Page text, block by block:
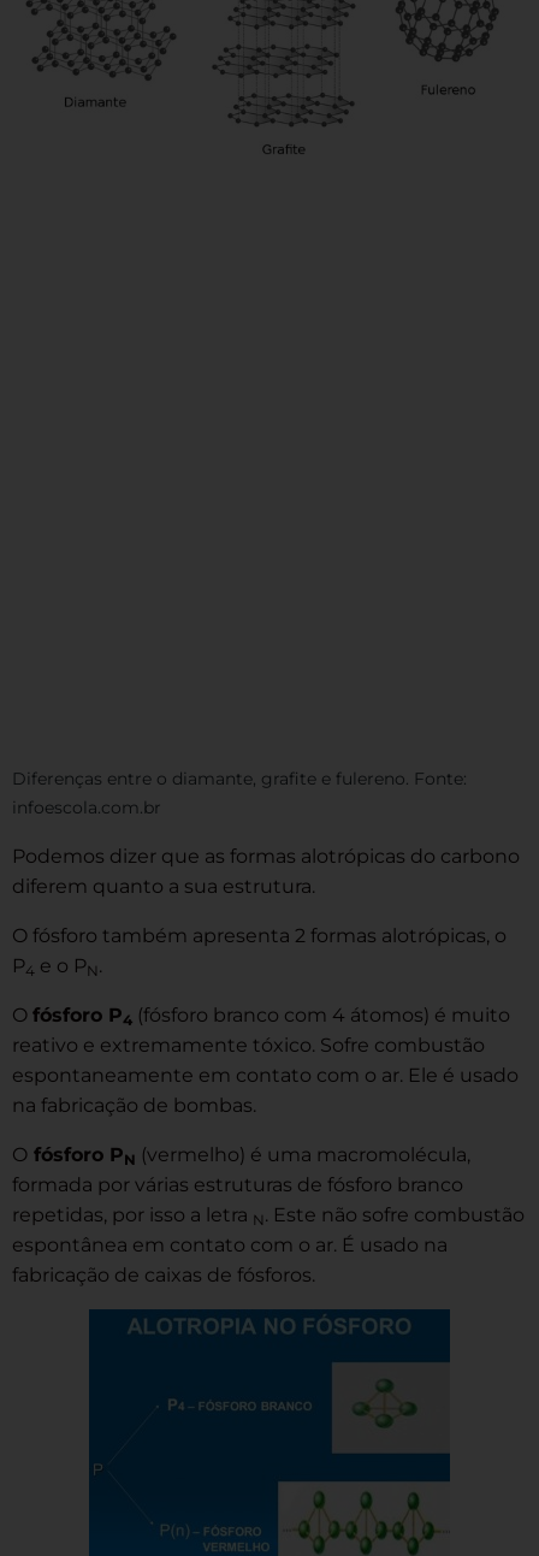
Diferenças entre o diamante, grafite e fulereno. Fonte:
infoescola.com.br
Podemos dizer que as formas alotrópicas do carbono
diferem quanto a sua estrutura.
O fósforo também apresenta 2 formas alotrópicas, o
P4 e o PN .
O fósforo P4 (fósforo branco com 4 átomos) é muito
reativo e extremamente tóxico. Sofre combustão
espontaneamente em contato com o ar. Ele é usado
na fabricação de bombas.
O fósforo PN (vermelho) é uma macromolécula,
formada por várias estruturas de fósforo branco
repetidas, por isso a letra N . Este não sofre combustão
espontânea em contato com o ar. É usado na
fabricação de caixas de fósforos.